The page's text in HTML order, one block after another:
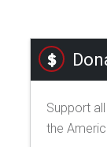
Support
the